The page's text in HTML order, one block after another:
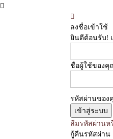
ลงชื่อเข้าใช้
ยินดีต้อนรับ!
ชื่อผู้ใช้ของ
รหัสผ่านขอ
ลืมรหัสผ่านห
กู้คืนรหัสผ่าน